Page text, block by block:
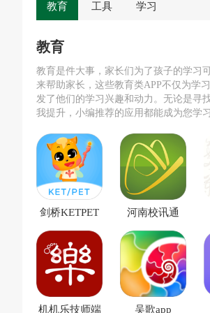
教育 工具 学习
教育
教育是件大事，家长们为了孩子的学习
来帮助家长，这些教育类APP不仅为学
发了他们的学习兴趣和动力。无论是寻
我提升，小编推荐的应用都能成为您学
剑桥KETPET
方版
河南校讯通
机机乐技师端 吴歌app